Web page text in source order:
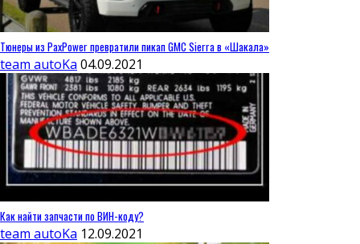
Тюнеры из PaxPower превратили пикап GMC Sierra в «Шакала»
team autoKa 04.09.2021
Как найти запчасти по ВИН-коду?
team autoKa 12.09.2021